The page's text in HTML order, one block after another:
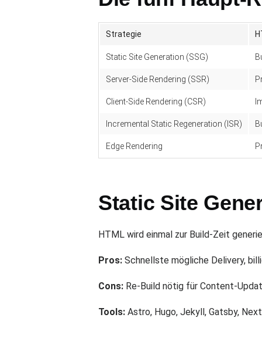
Strategie
Static Site Generation (SSG)
Server-Side Rendering (SSR)
Client-Side Rendering (CSR)
Incremental Static Regeneration (ISR)
Edge Rendering
Static Site
HTML wird einmal zur Build-Zeit
Pros: Schnellste mögliche Delivery,
Cons: Re-Build nötig für Content-
Tools: Astro, Hugo, Jekyll, Gatsby,